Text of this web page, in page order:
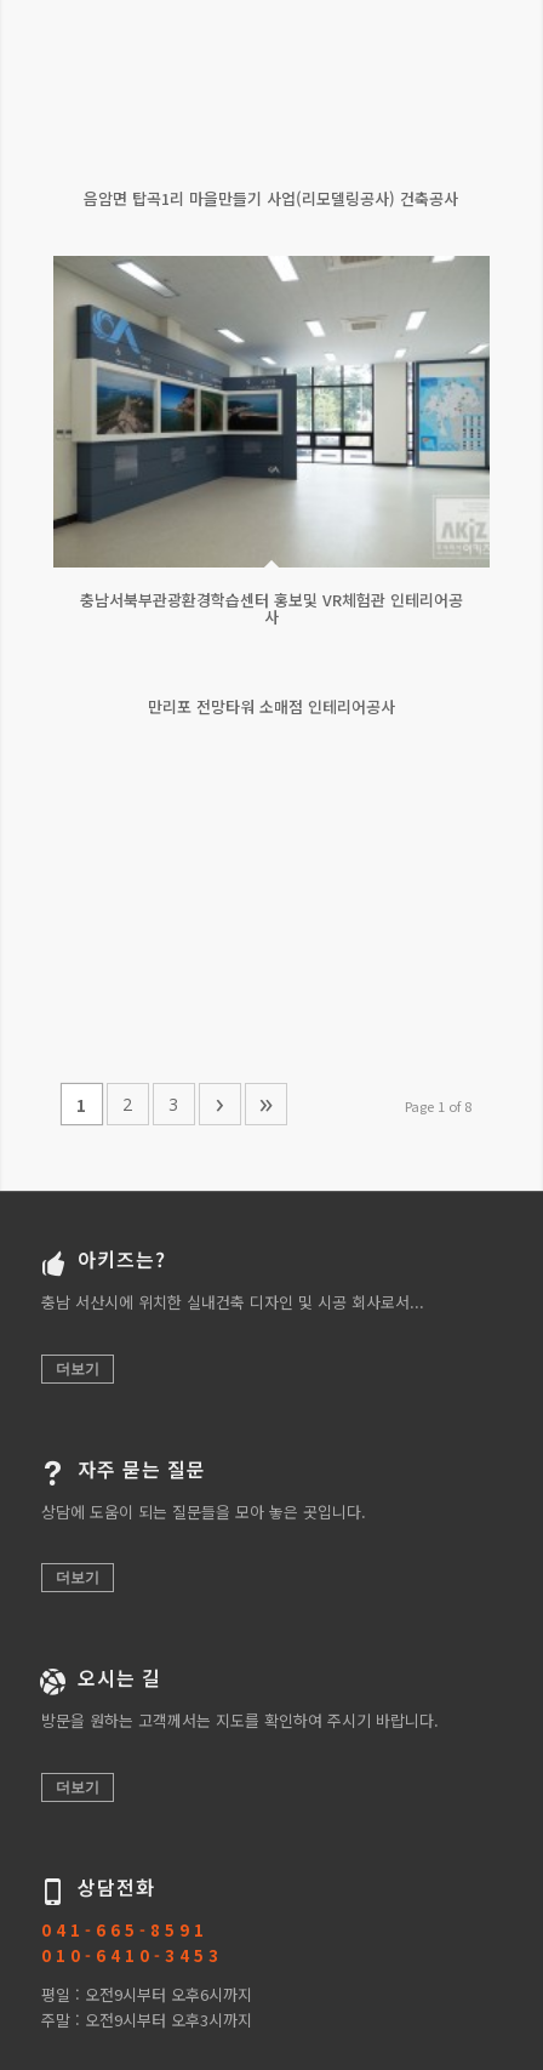
음암면 탑곡1리 마을만들기 사업(리모델링공사) 건축공사
충남서북부관광환경학습센터 홍보및 VR체험관 인테리어공
사
만리포 전망타워 소매점 인테리어공사
Page 1 of 8
1 2 3 › »
아키즈는?
충남 서산시에 위치한 실내건축 디자인 및 시공 회사로서...
더보기
자주 묻는 질문
상담에 도움이 되는 질문들을 모아 놓은 곳입니다.
더보기
오시는 길
방문을 원하는 고객께서는 지도를 확인하여 주시기 바랍니다.
더보기
상담전화
0 4 1 - 6 6 5 - 8 5 9 1
0 1 0 - 6 4 1 0 - 3 4 5 3
평일 : 오전9시부터 오후6시까지
주말 : 오전9시부터 오후3시까지